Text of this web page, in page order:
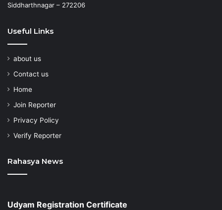
Siddharthnagar – 272206
Useful Links
about us
Contact us
Home
Join Reporter
Privacy Policy
Verify Reporter
Rahasya News
Udyam Registration Certificate